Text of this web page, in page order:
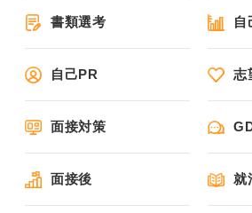
書類選考 自
自己PR 志
面接対策
面接後 就